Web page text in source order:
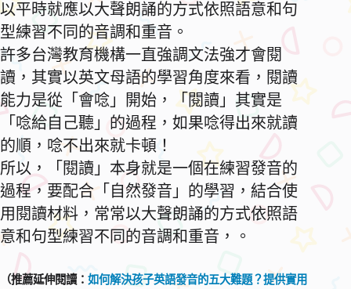
以平時就應以大聲朗誦的方式依照語意和句
型練習不同的音調和重音。
許多台灣教育機構一直強調文法強才會閱
讀，其實以英文母語的學習角度來看，閱讀
能力是從「會唸」開始，「閱讀」其實是
「唸給自己聽」的過程，如果唸得出來就讀
的順，唸不出來就卡頓！
所以，「閱讀」本身就是一個在練習發音的
過程，要配合「自然發音」的學習，結合使
用閱讀材料，常常以大聲朗誦的方式依照語
意和句型練習不同的音調和重音，。
（推薦延伸閱讀： 如何解決孩子英語發音的五大難題？提供實用